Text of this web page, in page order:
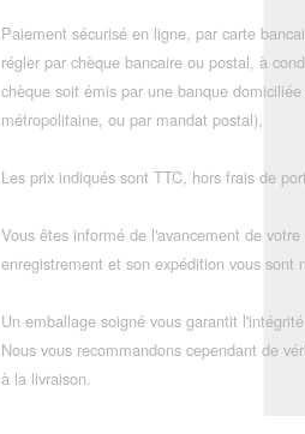
Paiement sécurisé en ligne, par carte
régler par chèque bancaire ou postal, à
chèque soit émis par une banque
métropolitaine, ou par mandat postal),
Les prix indiqués sont TTC, hors frais de
Vous êtes informé de l'avancement de
enregistrement et son expédition vous sont
Un emballage soigné vous garantit
Nous vous recommandons cependant de
à la livraison.